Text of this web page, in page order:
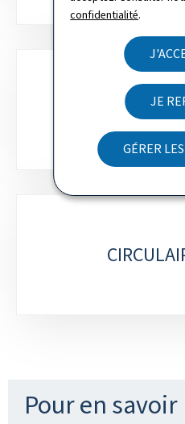
confidentialité.
JE
GÉRER
Pour en